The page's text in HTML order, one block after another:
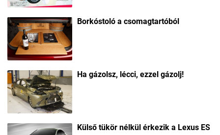
Borkóstoló a csomagtartóból
Ha gázolsz, lécci, ezzel gázolj!
Külső tükör nélkül érkezik a Lexus ES